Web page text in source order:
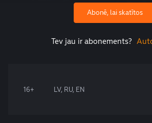
Abonē, lai skatītos
Tev jau ir abonements?
16+ LV, RU, EN